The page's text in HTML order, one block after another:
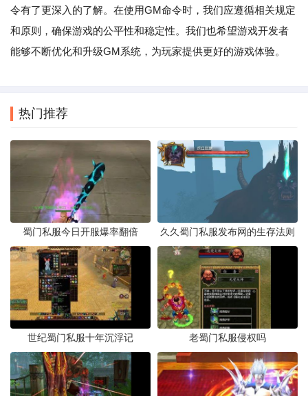
令有了更深入的了解。在使用GM命令时，我们应遵循相关规定
和原则，确保游戏的公平性和稳定性。我们也希望游戏开发者
能够不断优化和升级GM系统，为玩家提供更好的游戏体验。
热门推荐
蜀门私服今日开服爆率翻倍 久久蜀门私服发布网的生存法则
世纪蜀门私服十年沉浮记 老蜀门私服侵权吗